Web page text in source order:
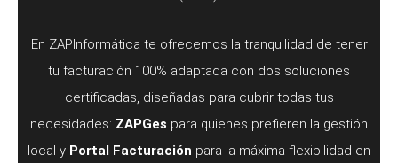
En ZAPInformática te ofrecemos la tranquilidad de tener
tu facturación 100% adaptada con dos soluciones
certificadas, diseñadas para cubrir todas tus
necesidades: ZAPGes para quienes prefieren la gestión
local y Portal Facturación para la máxima flexibilidad en